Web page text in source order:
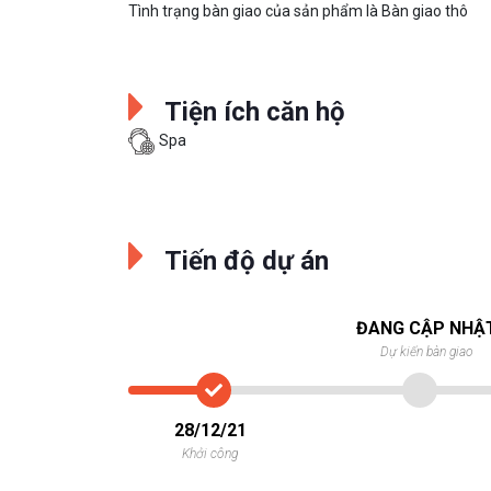
Tình trạng bàn giao của sản phẩm là Bàn giao thô
Tiện ích căn hộ
Spa
Tiến độ dự án
28/12/21
Khởi công
ĐANG CẬP
Dự kiến bàn giao